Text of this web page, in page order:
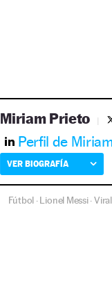
Miriam Prieto
Perfil de
VER BIOGRAFÍA
Fútbol ·Lionel Messi·